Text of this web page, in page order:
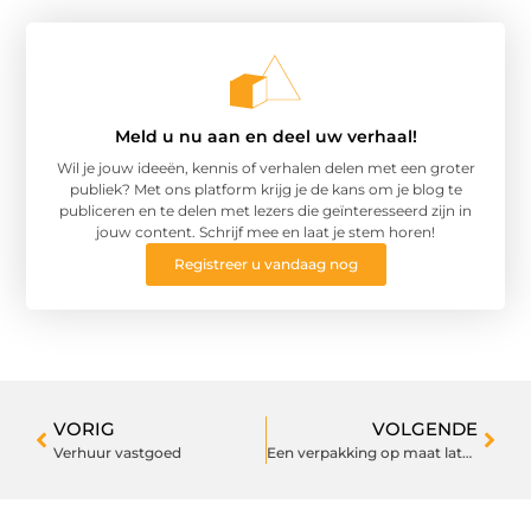
Meld u nu aan en deel uw verhaal!
Wil je jouw ideeën, kennis of verhalen delen met een groter
publiek? Met ons platform krijg je de kans om je blog te
publiceren en te delen met lezers die geïnteresseerd zijn in
jouw content. Schrijf mee en laat je stem horen!
Registreer u vandaag nog
VORIG
Verhuur vastgoed
VOLGENDE
Een verpakking op maat laten maken